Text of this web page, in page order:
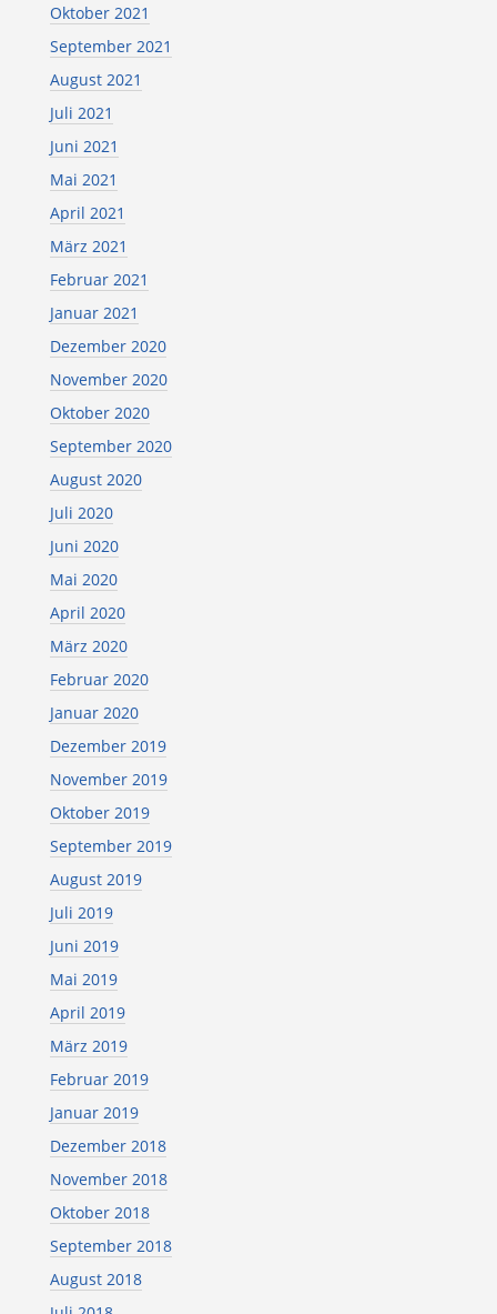
Oktober 2021
September 2021
August 2021
Juli 2021
Juni 2021
Mai 2021
April 2021
März 2021
Februar 2021
Januar 2021
Dezember 2020
November 2020
Oktober 2020
September 2020
August 2020
Juli 2020
Juni 2020
Mai 2020
April 2020
März 2020
Februar 2020
Januar 2020
Dezember 2019
November 2019
Oktober 2019
September 2019
August 2019
Juli 2019
Juni 2019
Mai 2019
April 2019
März 2019
Februar 2019
Januar 2019
Dezember 2018
November 2018
Oktober 2018
September 2018
August 2018